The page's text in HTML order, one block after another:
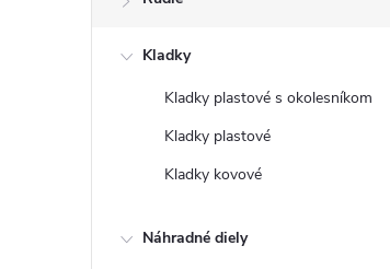
Kladky
Kladky plastové s okolesníkom
Kladky plastové
Kladky kovové
Náhradné diely